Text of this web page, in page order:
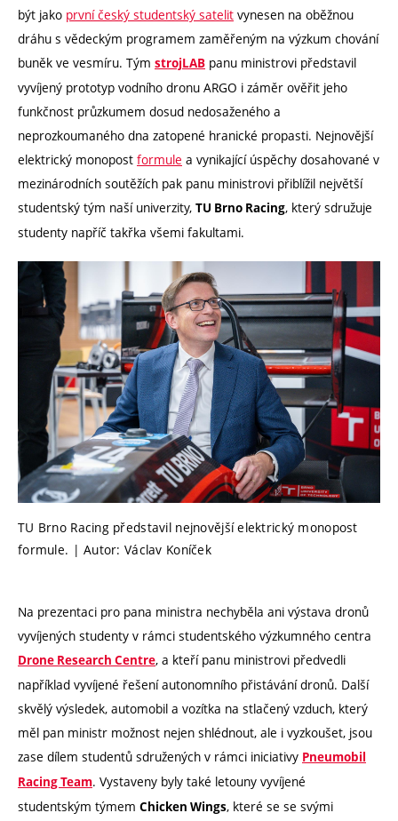
být jako první český studentský satelit vynesen na oběžnou
dráhu s vědeckým programem zaměřeným na výzkum chování
buněk ve vesmíru. Tým strojLAB panu ministrovi představil
vyvíjený prototyp vodního dronu ARGO i záměr ověřit jeho
funkčnost průzkumem dosud nedosaženého a
neprozkoumaného dna zatopené hranické propasti. Nejnovější
elektrický monopost formule a vynikající úspěchy dosahované v
mezinárodních soutěžích pak panu ministrovi přiblížil největší
studentský tým naší univerzity, TU Brno Racing, který sdružuje
studenty napříč takřka všemi fakultami.
TU Brno Racing představil nejnovější elektrický monopost
formule. | Autor: Václav Koníček
Na prezentaci pro pana ministra nechyběla ani výstava dronů
vyvíjených studenty v rámci studentského výzkumného centra
Drone Research Centre, a kteří panu ministrovi předvedli
například vyvíjené řešení autonomního přistávání dronů. Další
skvělý výsledek, automobil a vozítka na stlačený vzduch, který
měl pan ministr možnost nejen shlédnout, ale i vyzkoušet, jsou
zase dílem studentů sdružených v rámci iniciativy Pneumobil
Racing Team. Vystaveny byly také letouny vyvíjené
studentským týmem Chicken Wings, které se se svými